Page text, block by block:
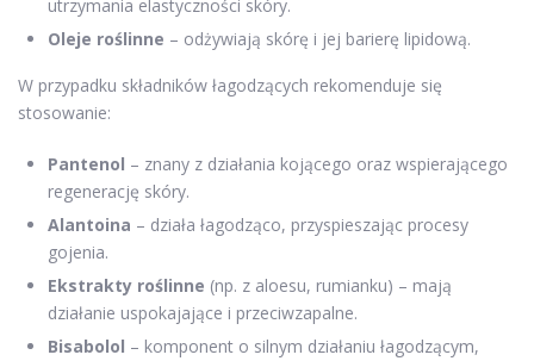
utrzymania elastyczności skóry.
Oleje roślinne – odżywiają skórę i jej barierę lipidową.
W przypadku składników łagodzących rekomenduje się
stosowanie:
Pantenol – znany z działania kojącego oraz wspierającego
regenerację skóry.
Alantoina – działa łagodząco, przyspieszając procesy
gojenia.
Ekstrakty roślinne (np. z aloesu, rumianku) – mają
działanie uspokajające i przeciwzapalne.
Bisabolol – komponent o silnym działaniu łagodzącym,